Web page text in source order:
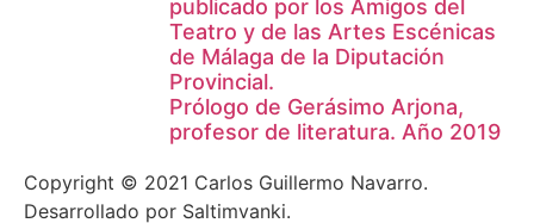
publicado por los Amigos del
Teatro y de las Artes Escénicas
de Málaga de la Diputación
Provincial.
Prólogo de Gerásimo Arjona,
profesor de literatura. Año 2019
Copyright © 2021 Carlos Guillermo Navarro.
Desarrollado por Saltimvanki.